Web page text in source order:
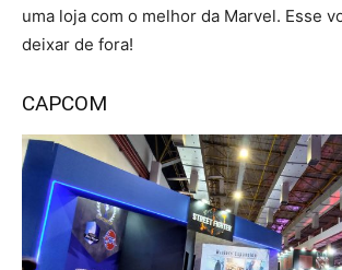
uma loja com o melhor da Marvel. Esse
deixar de fora!
CAPCOM